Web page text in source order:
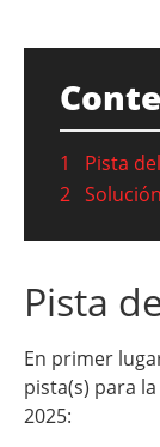
1
Pista
2
Pista
En primer
pista(s) para
2025: